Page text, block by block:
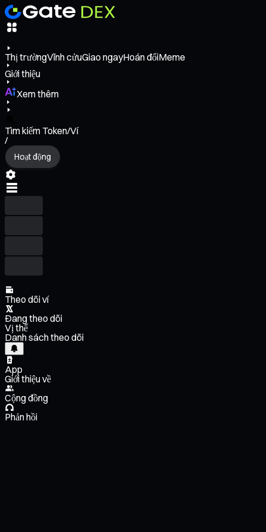
Thị trườngVĩnh cửuGiao ngayHoán đổiMeme
Giới thiệu
Xem thêm
Tìm kiếm Token/Ví
/
Hoạt động
Theo dõi ví
Đang theo dõi
Vị thế
Danh sách theo dõi
App
Giới thiệu về
Cộng đồng
Phản hồi